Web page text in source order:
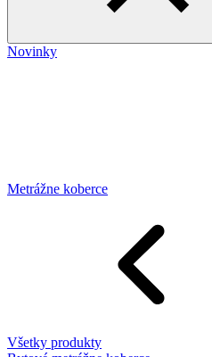
Novinky
Metrážne koberce
Všetky produkty